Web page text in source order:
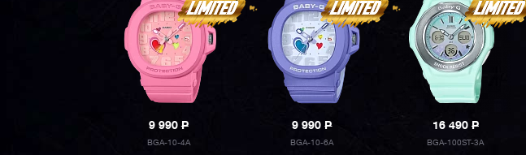
9 990P
BGA-10-4A
9 990P
BGA-10-6A
16 490 P
BGA-100ST-3A